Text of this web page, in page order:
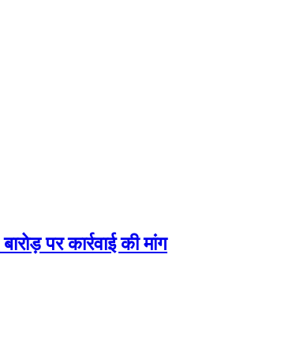
पर कार्रवाई की मांग